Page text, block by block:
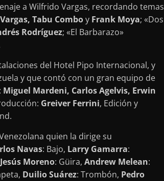
a Wilfrido Vargas, recordando temas
Tabu Comboy Frank Moya; «Dos
Rodríguez; «El Barbarazo»
del Hotel Pipo Internacional, y
y que contó con un gran equipo de
Miguel Mardeni, Carlos Agelvis, Erwin
Greiver Ferrini, Edición y
quien la dirige su
Navas: Bajo, Larry Gamarra:
Jesús Moreno: Güira, Andrew Melean:
Duilio Suárez: Trombón, Pedro